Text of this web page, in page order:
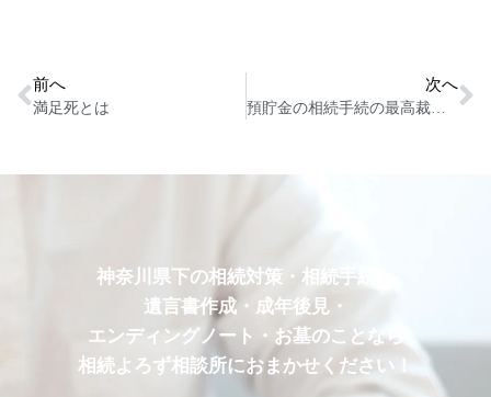
前へ
満足死とは
次へ
預貯金の相続手続の最高裁判決の影響とは
神奈川県下の相続対策・相続手続・
遺言書作成・成年後見・
エンディングノート・お墓のことなら
相続よろず相談所におまかせください！